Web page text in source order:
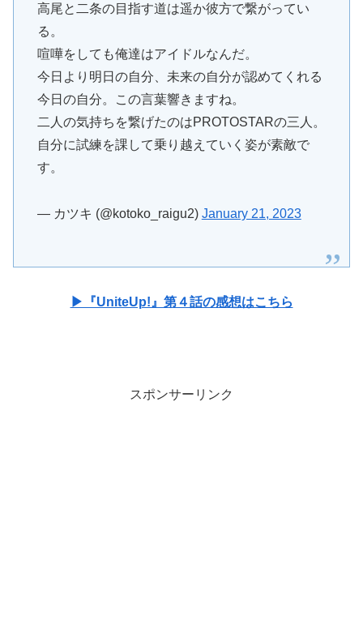
高尾と二条の目指す道は遥か彼方で繋がってい
る。
喧嘩をしても俺達はアイドルなんだ。
今日より明日の自分、未来の自分が認めてくれる
今日の自分。この言葉響きますね。
二人の気持ちを繋げたのはPROTOSTARの三人。
自分に試練を課して乗り越えていく姿が素敵で
す。
— カツキ (@kotoko_raigu2) January 21, 2023
▶『UniteUp!』第４話の感想はこちら
スポンサーリンク